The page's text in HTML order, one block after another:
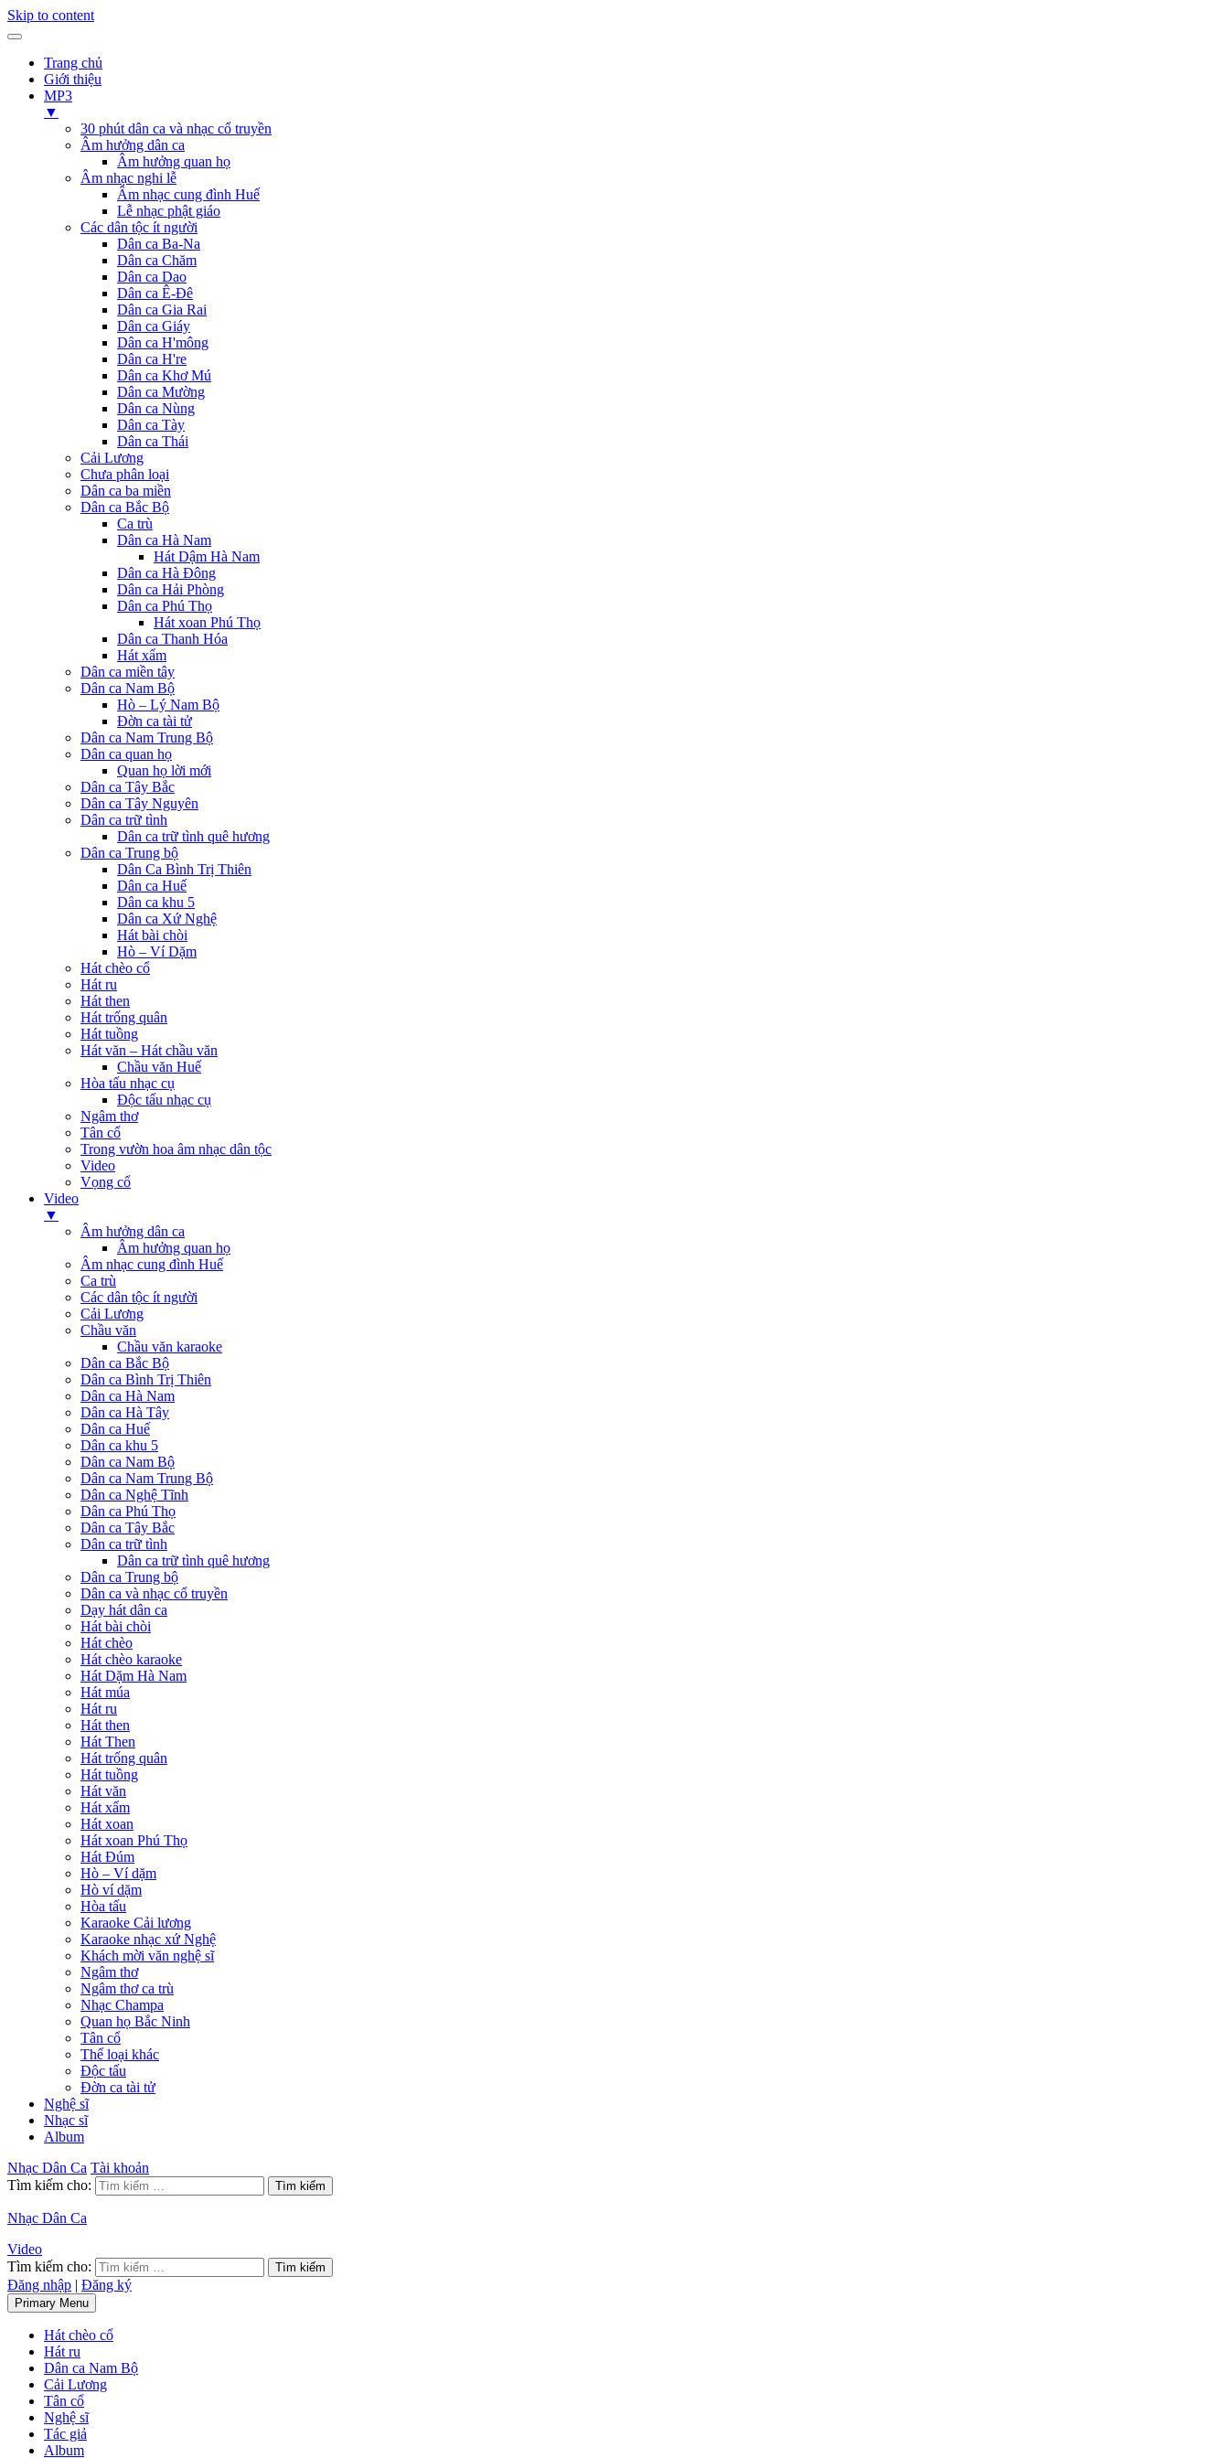
Skip to content
Trang chủ
Giới thiệu
MP3
▼
30 phút dân ca và nhạc cổ truyền
Âm hưởng dân ca
Âm hưởng quan họ
Âm nhạc nghi lễ
Âm nhạc cung đình Huế
Lễ nhạc phật giáo
Các dân tộc ít người
Dân ca Ba-Na
Dân ca Chăm
Dân ca Dao
Dân ca Ê-Đê
Dân ca Gia Rai
Dân ca Giáy
Dân ca H'mông
Dân ca H're
Dân ca Khơ Mú
Dân ca Mường
Dân ca Nùng
Dân ca Tày
Dân ca Thái
Cải Lương
Chưa phân loại
Dân ca ba miền
Dân ca Bắc Bộ
Ca trù
Dân ca Hà Nam
Hát Dậm Hà Nam
Dân ca Hà Đông
Dân ca Hải Phòng
Dân ca Phú Thọ
Hát xoan Phú Thọ
Dân ca Thanh Hóa
Hát xẩm
Dân ca miền tây
Dân ca Nam Bộ
Hò – Lý Nam Bộ
Đờn ca tài tử
Dân ca Nam Trung Bộ
Dân ca quan họ
Quan họ lời mới
Dân ca Tây Bắc
Dân ca Tây Nguyên
Dân ca trữ tình
Dân ca trữ tình quê hương
Dân ca Trung bộ
Dân Ca Bình Trị Thiên
Dân ca Huế
Dân ca khu 5
Dân ca Xứ Nghệ
Hát bài chòi
Hò – Ví Dặm
Hát chèo cổ
Hát ru
Hát then
Hát trống quân
Hát tuồng
Hát văn – Hát chầu văn
Chầu văn Huế
Hòa tấu nhạc cụ
Độc tấu nhạc cụ
Ngâm thơ
Tân cổ
Trong vườn hoa âm nhạc dân tộc
Video
Vọng cổ
Video
▼
Âm hưởng dân ca
Âm hưởng quan họ
Âm nhạc cung đình Huế
Ca trù
Các dân tộc ít người
Cải Lương
Chầu văn
Chầu văn karaoke
Dân ca Bắc Bộ
Dân ca Bình Trị Thiên
Dân ca Hà Nam
Dân ca Hà Tây
Dân ca Huế
Dân ca khu 5
Dân ca Nam Bộ
Dân ca Nam Trung Bộ
Dân ca Nghệ Tĩnh
Dân ca Phú Thọ
Dân ca Tây Bắc
Dân ca trữ tình
Dân ca trữ tình quê hương
Dân ca Trung bộ
Dân ca và nhạc cổ truyền
Dạy hát dân ca
Hát bài chòi
Hát chèo
Hát chèo karaoke
Hát Dặm Hà Nam
Hát múa
Hát ru
Hát then
Hát Then
Hát trống quân
Hát tuồng
Hát văn
Hát xẩm
Hát xoan
Hát xoan Phú Thọ
Hát Đúm
Hò – Ví dặm
Hò ví dặm
Hòa tấu
Karaoke Cải lương
Karaoke nhạc xứ Nghệ
Khách mời văn nghệ sĩ
Ngâm thơ
Ngâm thơ ca trù
Nhạc Champa
Quan họ Bắc Ninh
Tân cổ
Thể loại khác
Độc tấu
Đờn ca tài tử
Nghệ sĩ
Nhạc sĩ
Album
Nhạc Dân Ca Tài khoản
Tìm kiếm cho:
Nhạc Dân Ca
Video
Tìm kiếm cho:
Đăng nhập | Đăng ký
Primary Menu
Hát chèo cổ
Hát ru
Dân ca Nam Bộ
Cải Lương
Tân cổ
Nghệ sĩ
Tác giả
Album